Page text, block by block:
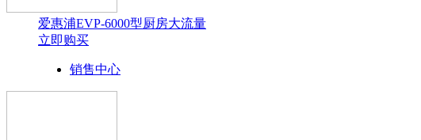
爱惠浦EVP-6000型厨房大流量
立即购买
销售中心